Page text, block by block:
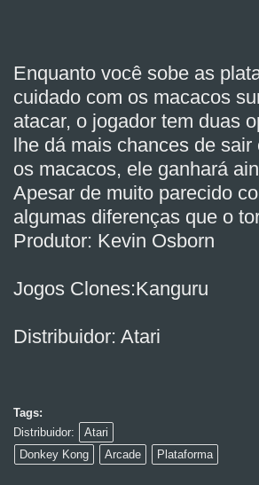
Enquanto você sobe as
cuidado com os macacos
atacar, o jogador tem duas
lhe dá mais chances de
os macacos, ele ganhará
Apesar de muito parecido
algumas diferenças que o
Produtor: Kevin Osborn
Jogos Clones:Kanguru
Distribuidor: Atari
Tags:
Distribuidor:
Atari
Donkey Kong
Arcade Plataforma